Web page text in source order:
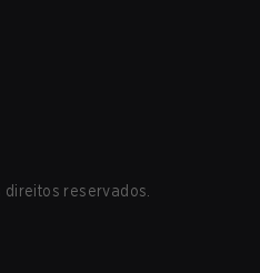
direitos reservados.